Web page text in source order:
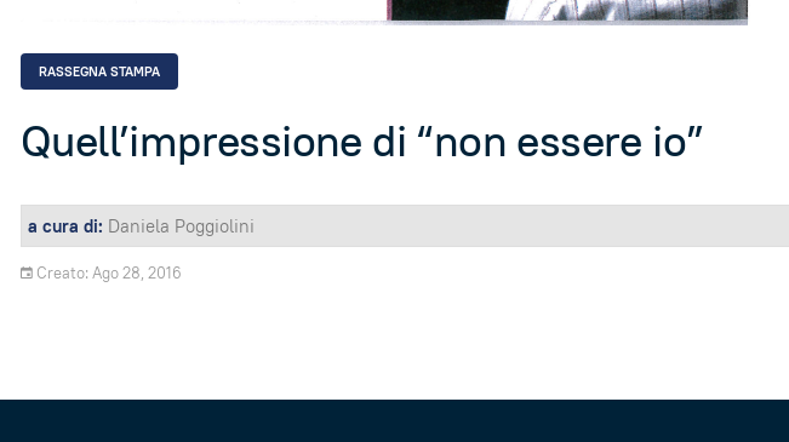
RASSEGNA STAMPA
Quell’impressione di “non essere io”
a cura di: Daniela Poggiolini
Creato: Ago 28, 2016